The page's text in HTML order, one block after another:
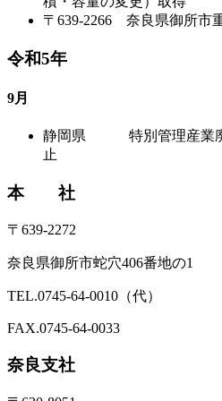
〒639-2266 奈良県御所市
令和5年
9月
静岡県 特別管理産業廃
止
本 社
〒639-2272
奈良県御所市蛇穴406番地の1
TEL.0745-64-0010（代）
FAX.0745-64-0033
奈良支社